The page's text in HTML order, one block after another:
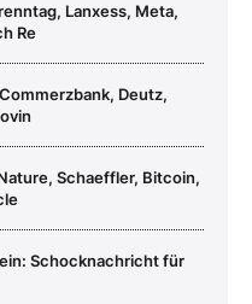
Lanxess, Meta,
Re
Deutz,
Schaeffler, Bitcoin,
Schocknachricht für